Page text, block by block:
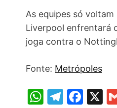
As equipes só
Liverpool enfrentará
joga contra o
Fonte: Metrópoles
W T
F
X